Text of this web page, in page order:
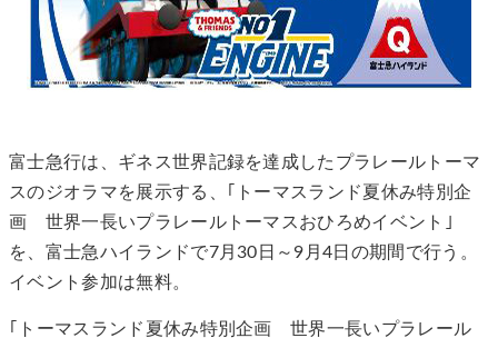
富士急行は、ギネス世界記録を達成したプラレールトーマ
スのジオラマを展示する、｢トーマスランド夏休み特別企
画 世界一長いプラレールトーマスおひろめイベント｣
を、富士急ハイランドで7月30日～9月4日の期間で行う。
イベント参加は無料。
｢トーマスランド夏休み特別企画 世界一長いプラレール